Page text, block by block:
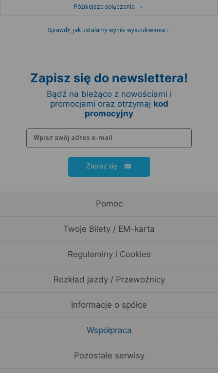
Późniejsze połączenia
Sprawdź, jak ustalamy wyniki wyszukiwania
Zapisz się do newslettera!
Bądź na bieżąco z nowościami i
promocjami oraz otrzymaj kod
promocyjny
Zapisz się
Pomoc
Twoje Bilety / EM-karta
Regulaminy i Cookies
Rozkład jazdy / Przewoźnicy
Informacje o spółce
Współpraca
Pozostałe serwisy